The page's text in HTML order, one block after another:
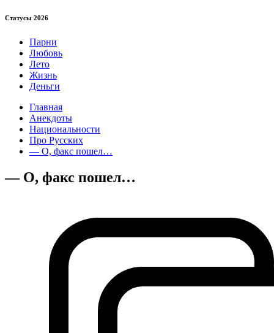
Статуcы 2026
Парни
Любовь
Лето
Жизнь
Деньги
Главная
Анекдоты
Национальности
Про Русских
— О, факс пошел…
— О, факс пошел…